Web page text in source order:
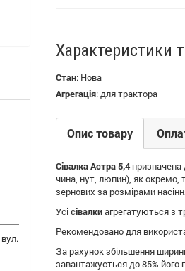
Характеристики
Стан: Нова
Агрегація:для трактора
Опис товару
Сівалка Астра 5,4 призначена
чина, нут, люпин), як окремо,
зернових за розмірами
Усісівалкиагрегатуються з
Рекомендовано для
За рахунок збільшення
завантажується до 85% його
вул.